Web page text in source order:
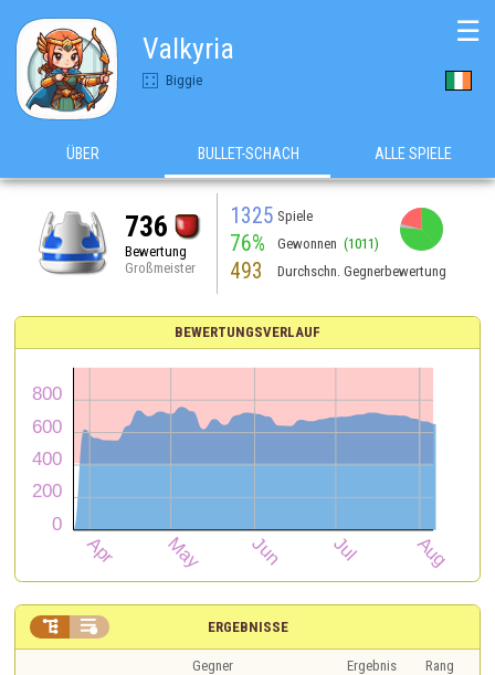
Valkyria
Biggie
☰
ÜBER BULLET-SCHACH ALLE SPIELE
736
Bewertung
Großmeister
1325 Spiele
76% Gewonnen (1011)
493 Durchschn. Gegnerbewertung
BEWERTUNGSVERLAUF
ERGEBNISSE
 
Gegner Ergebnis
Rang